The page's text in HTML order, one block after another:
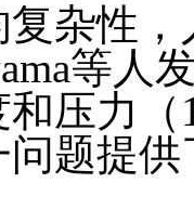
杂性
等
压力
题提供